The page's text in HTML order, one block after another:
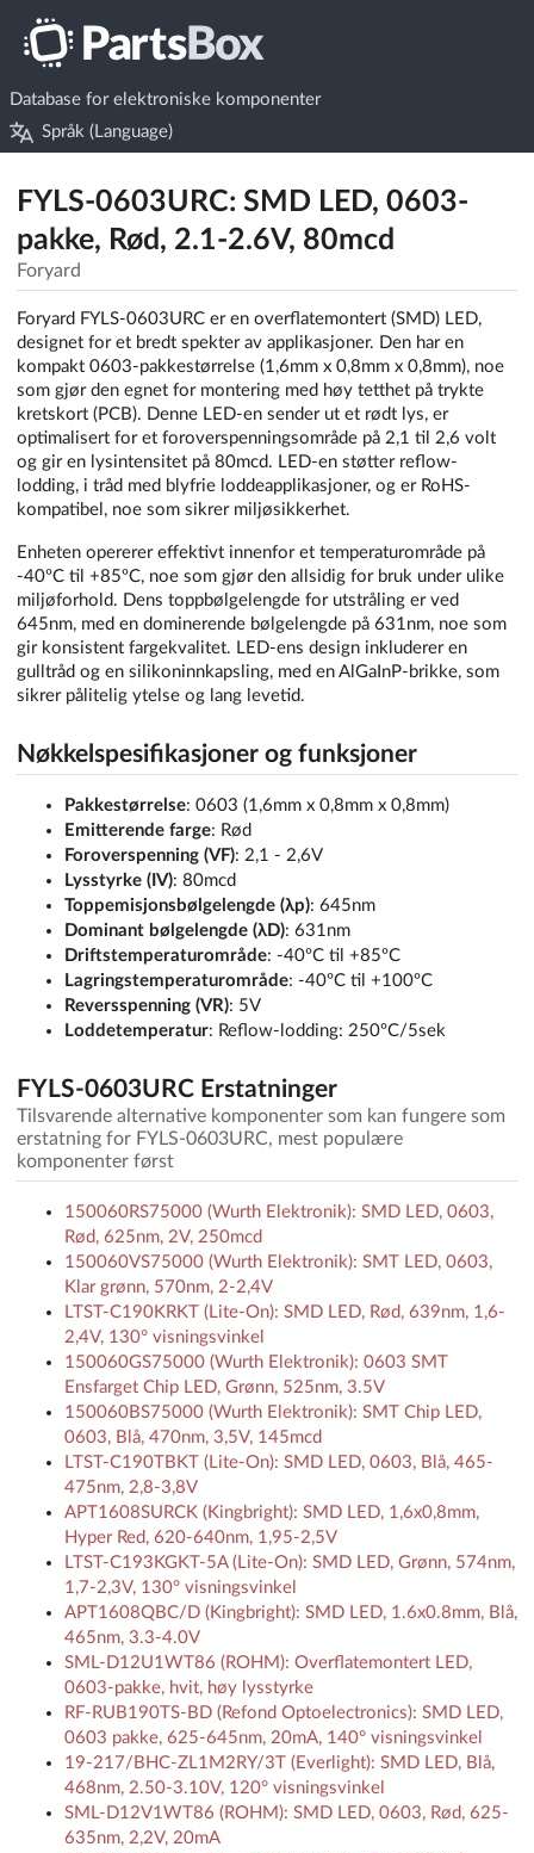
Database for elektroniske komponenter
Språk (Language)
FYLS-0603URC: SMD LED, 0603-
pakke, Rød, 2.1-2.6V, 80mcd
Foryard
Foryard FYLS-0603URC er en overflatemontert (SMD) LED,
designet for et bredt spekter av applikasjoner. Den har en
kompakt 0603-pakkestørrelse (1,6mm x 0,8mm x 0,8mm), noe
som gjør den egnet for montering med høy tetthet på trykte
kretskort (PCB). Denne LED-en sender ut et rødt lys, er
optimalisert for et foroverspenningsområde på 2,1 til 2,6 volt
og gir en lysintensitet på 80mcd. LED-en støtter reflow-
lodding, i tråd med blyfrie loddeapplikasjoner, og er RoHS-
kompatibel, noe som sikrer miljøsikkerhet.
Enheten opererer effektivt innenfor et temperaturområde på
-40ºC til +85ºC, noe som gjør den allsidig for bruk under ulike
miljøforhold. Dens toppbølgelengde for utstråling er ved
645nm, med en dominerende bølgelengde på 631nm, noe som
gir konsistent fargekvalitet. LED-ens design inkluderer en
gulltråd og en silikoninnkapsling, med en AlGaInP-brikke, som
sikrer pålitelig ytelse og lang levetid.
Nøkkelspesifikasjoner og funksjoner
Pakkestørrelse: 0603 (1,6mm x 0,8mm x 0,8mm)
Emitterende farge: Rød
Foroverspenning (VF): 2,1 - 2,6V
Lysstyrke (IV): 80mcd
Toppemisjonsbølgelengde (λp): 645nm
Dominant bølgelengde (λD): 631nm
Driftstemperaturområde: -40ºC til +85ºC
Lagringstemperaturområde: -40ºC til +100ºC
Reversspenning (VR): 5V
Loddetemperatur: Reflow-lodding: 250ºC/5sek
FYLS-0603URC Erstatninger
Tilsvarende alternative komponenter som kan fungere som
erstatning for FYLS-0603URC, mest populære
komponenter først
150060RS75000 (Wurth Elektronik): SMD LED, 0603,
Rød, 625nm, 2V, 250mcd
150060VS75000 (Wurth Elektronik): SMT LED, 0603,
Klar grønn, 570nm, 2-2,4V
LTST-C190KRKT (Lite-On): SMD LED, Rød, 639nm, 1,6-
2,4V, 130° visningsvinkel
150060GS75000 (Wurth Elektronik): 0603 SMT
Ensfarget Chip LED, Grønn, 525nm, 3.5V
150060BS75000 (Wurth Elektronik): SMT Chip LED,
0603, Blå, 470nm, 3,5V, 145mcd
LTST-C190TBKT (Lite-On): SMD LED, 0603, Blå, 465-
475nm, 2,8-3,8V
APT1608SURCK (Kingbright): SMD LED, 1,6x0,8mm,
Hyper Red, 620-640nm, 1,95-2,5V
LTST-C193KGKT-5A (Lite-On): SMD LED, Grønn, 574nm,
1,7-2,3V, 130° visningsvinkel
APT1608QBC/D (Kingbright): SMD LED, 1.6x0.8mm, Blå,
465nm, 3.3-4.0V
SML-D12U1WT86 (ROHM): Overflatemontert LED,
0603-pakke, hvit, høy lysstyrke
RF-RUB190TS-BD (Refond Optoelectronics): SMD LED,
0603 pakke, 625-645nm, 20mA, 140° visningsvinkel
19-217/BHC-ZL1M2RY/3T (Everlight): SMD LED, Blå,
468nm, 2.50-3.10V, 120° visningsvinkel
SML-D12V1WT86 (ROHM): SMD LED, 0603, Rød, 625-
635nm, 2,2V, 20mA